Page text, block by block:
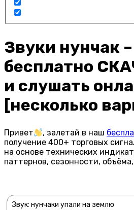
Звуки нунчак –
бесплатно
и слушать
[несколько
Привет , залетай в наш
получение 400+ торговых
на основе технических
паттернов, сезонности,
Звук: нунчаки упали на землю